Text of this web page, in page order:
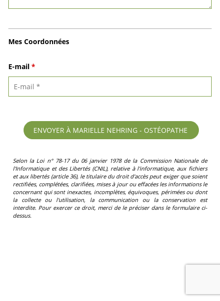
Mes Coordonnées
E-mail *
Selon la Loi n° 78-17 du 06 janvier 1978 de la Commission Nationale de
l'Informatique et des Libertés (CNIL), relative à l'informatique, aux fichiers
et aux libertés (article 36), le titulaire du droit d'accès peut exiger que soient
rectifiées, complétées, clarifiées, mises à jour ou effacées les informations le
concernant qui sont inexactes, incomplètes, équivoques, périmées ou dont
la collecte ou l'utilisation, la communication ou la conservation est
interdite. Pour exercer ce droit, merci de le préciser dans le formulaire ci-
dessus.